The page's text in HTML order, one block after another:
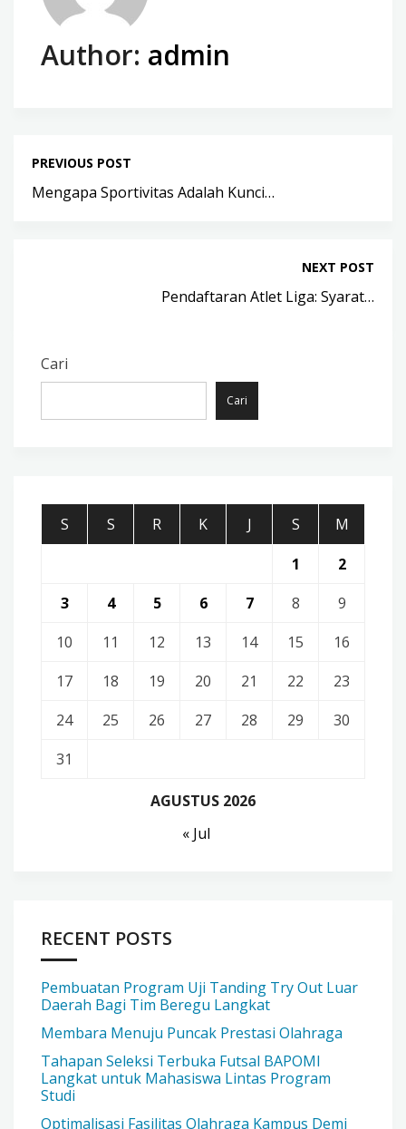
Author: admin
PREVIOUS POST
Mengapa Sportivitas Adalah Kunci…
NEXT POST
Pendaftaran Atlet Liga: Syarat…
Cari
Cari
AGUSTUS 2026
S S R K J S
M
1
2
3
4 5 6 7 8
9
10
11 12 13 14 15
16
17
18 19 20 21 22
23
24
25 26 27 28 29
30
31
« Jul
RECENT POSTS
Pembuatan Program Uji Tanding Try Out Luar
Daerah Bagi Tim Beregu Langkat
Membara Menuju Puncak Prestasi Olahraga
Tahapan Seleksi Terbuka Futsal BAPOMI
Langkat untuk Mahasiswa Lintas Program
Studi
Optimalisasi Fasilitas Olahraga Kampus Demi